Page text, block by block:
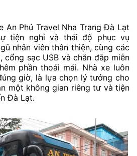
An Phú Travel Nha Trang Đà Lạt
tiện nghi và thái độ phục vụ
nhân viên thân thiện, cùng các
cổng sạc USB và chăn đắp miễn
phần thoải mái. Nhà xe luôn
giờ, là lựa chọn lý tưởng cho
một không gian riêng tư và tiện
Đà Lạt.